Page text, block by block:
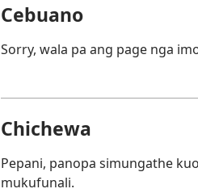
Cebuano
Sorry, wala pa ang page nga
Chichewa
Pepani, panopa simungathe
mukufunali.